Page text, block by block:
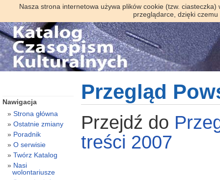
Nasza strona internetowa używa plików cookie (tzw.
przeglądarce, dzięki
Przegląd
Przejdź do
treści 2007
Nawigacja
Strona główna
Ostatnie zmiany
Poradnik
O serwisie
Twórz Katalog
Nasi
wolontariusze